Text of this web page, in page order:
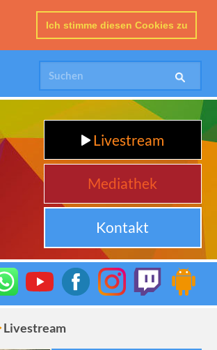
Ich stimme diesen Cookies zu
Livestream
Mediathek
Kontakt
Livestream